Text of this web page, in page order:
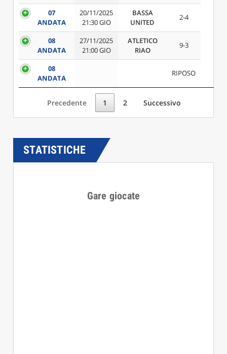
07
ANDATA
20/11/2025
21:30 GIO
BASSA
UNITED
2-4
08
ANDATA
27/11/2025
21:00 GIO
ATLETICO
RIAO
9-3
08
ANDATA
RIPOSO
Precedente 1 2 Successivo
STATISTICHE
Gare giocate